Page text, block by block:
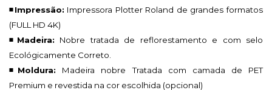
◾Impressão: Impressora Plotter Roland de grandes formatos
(FULL HD 4K)
◾Madeira: Nobre tratada de reflorestamento e com selo
Ecológicamente Correto.
◾Moldura: Madeira nobre Tratada com camada de PET
Premium e revestida na cor escolhida (opcional)